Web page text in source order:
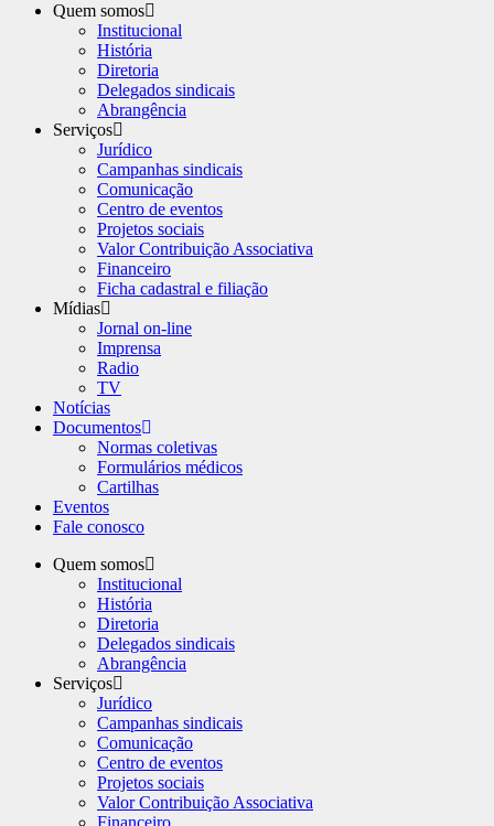
Quem somos
Institucional
História
Diretoria
Delegados sindicais
Abrangência
Serviços
Jurídico
Campanhas sindicais
Comunicação
Centro de eventos
Projetos sociais
Valor Contribuição Associativa
Financeiro
Ficha cadastral e filiação
Mídias
Jornal on-line
Imprensa
Radio
TV
Notícias
Documentos
Normas coletivas
Formulários médicos
Cartilhas
Eventos
Fale conosco
Quem somos
Institucional
História
Diretoria
Delegados sindicais
Abrangência
Serviços
Jurídico
Campanhas sindicais
Comunicação
Centro de eventos
Projetos sociais
Valor Contribuição Associativa
Financeiro